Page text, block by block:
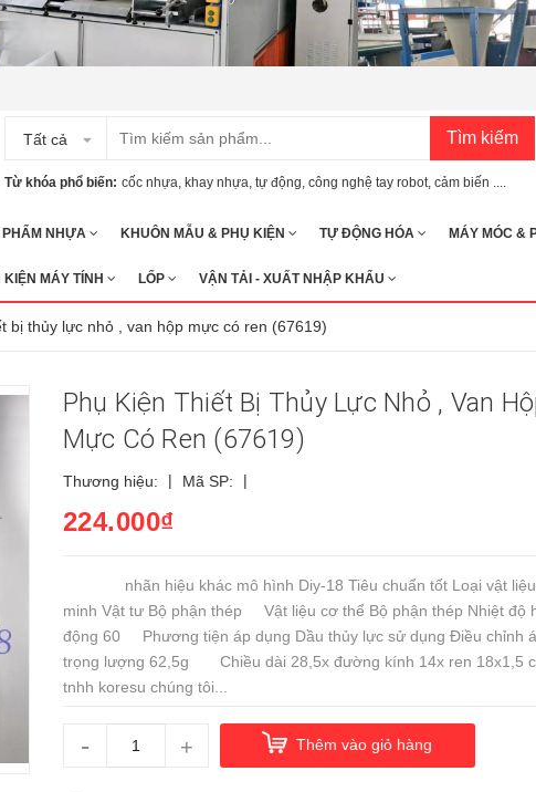
Tất cả Tìm kiếm
Từ khóa phổ biến:cốc nhựa khay nhựa tự động công nghệ tay robot cảm biến ....
NHỰA KHUÔN MẪU & PHỤ KIỆN TỰ ĐỘNG HÓA MÁY MÓC &
KIỆN MÁY TÍNH LỐP VẬN TẢI - XUẤT NHẬP KHẨU
bị thủy lực nhỏ , van hộp mực có ren (67619)
Phụ Kiện Thiết Bị Thủy Lực Nhỏ , Van
Mực Có Ren (67619)
Thương hiệu: | Mã SP: |
224.000₫
nhãn hiệu khác mô hình Diy-18 Tiêu chuẩn tốt Loại vật liệu
minh Vật tư Bộ phận thép Vật liệu cơ thể Bộ phận thép Nhiệt độ
động 60 Phương tiện áp dụng Dầu thủy lực sử dụng Điều chỉnh
trọng lượng 62,5g Chiều dài 28,5x đường kính 14x ren 18x1,5
tnhh koresu chúng tôi...
- + Thêm vào giỏ hàng